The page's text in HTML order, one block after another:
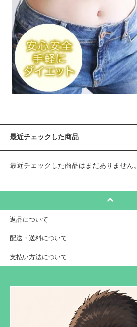
最近チェックした商品
最近チェックした商品はまだありません。
返品について
配送・送料について
支払い方法について